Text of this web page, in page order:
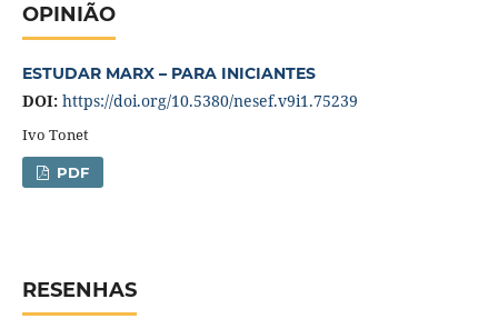
OPINIÃO
ESTUDAR MARX – PARA INICIANTES
DOI: https://doi.org/10.5380/nesef.v9i1.75239
Ivo Tonet
PDF
RESENHAS